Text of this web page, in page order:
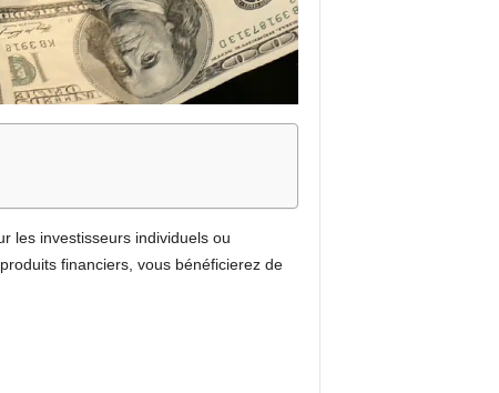
les investisseurs individuels ou
financiers, vous bénéficierez de